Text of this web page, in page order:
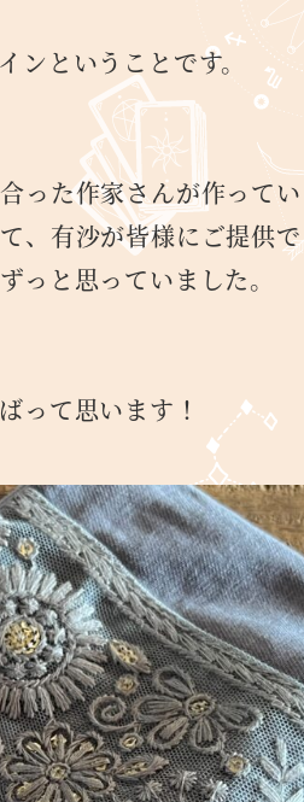
ンということです。
った作家さんが作ってい
、有沙が皆様にご提供
っと思っていました。
って思います！